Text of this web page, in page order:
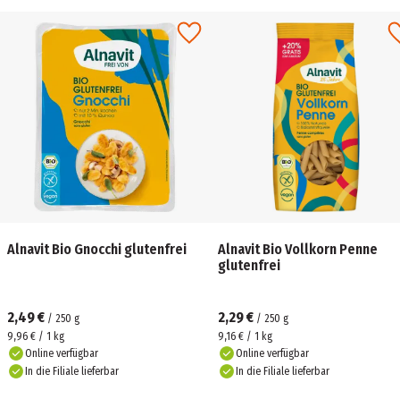
Alnavit Bio Gnocchi glutenfrei
2,49 € / 250 g
9,96 € / 1 kg
Online verfügbar
In die Filiale lieferbar
Alnavit Bio Vollkorn Penne
glutenfrei
2,29 € / 250 g
9,16 € / 1 kg
Online verfügbar
In die Filiale lieferbar